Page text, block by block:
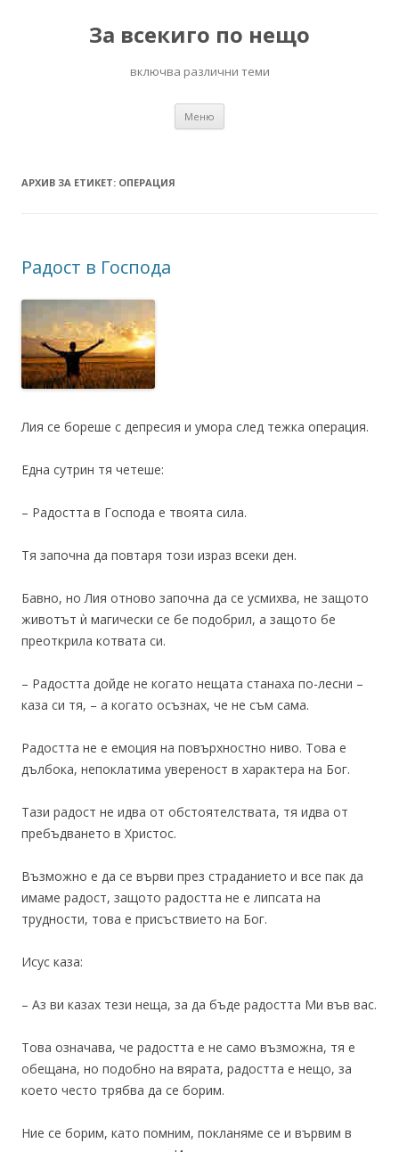
За всекиго по нещо
включва различни теми
Меню
АРХИВ ЗА ЕТИКЕТ: ОПЕРАЦИЯ
Радост в Господа
Лия се бореше с депресия и умора след тежка операция.
Една сутрин тя четеше:
– Радостта в Господа е твоята сила.
Тя започна да повтаря този израз всеки ден.
Бавно, но Лия отново започна да се усмихва, не защото
животът ѝ магически се бе подобрил, а защото бе
преоткрила котвата си.
– Радостта дойде не когато нещата станаха по-лесни –
каза си тя, – а когато осъзнах, че не съм сама.
Радостта не е емоция на повърхностно ниво. Това е
дълбока, непоклатима увереност в характера на Бог.
Тази радост не идва от обстоятелствата, тя идва от
пребъдването в Христос.
Възможно е да се върви през страданието и все пак да
имаме радост, защото радостта не е липсата на
трудности, това е присъствието на Бог.
Исус каза:
– Аз ви казах тези неща, за да бъде радостта Ми във вас.
Това означава, че радостта е не само възможна, тя е
обещана, но подобно на вярата, радостта е нещо, за
което често трябва да се борим.
Ние се борим, като помним, покланяме се и вървим в